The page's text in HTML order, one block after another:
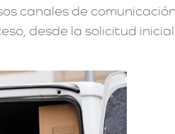
canales de
desde la solicitud